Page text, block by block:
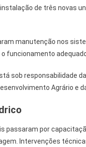
de três novas
manutenção nos
funcionamento
sob responsabilidade
Agrário e
passaram por
Intervenções